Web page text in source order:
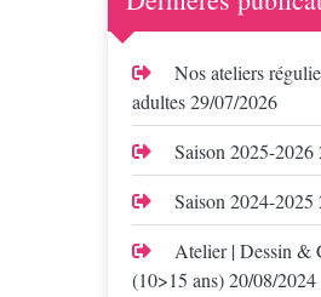
Nos ateliers
adultes29/07/2026
Saison 2025-2026
Saison 2024-2025
Atelier | Dessin &
(10>15 ans)20/08/2024